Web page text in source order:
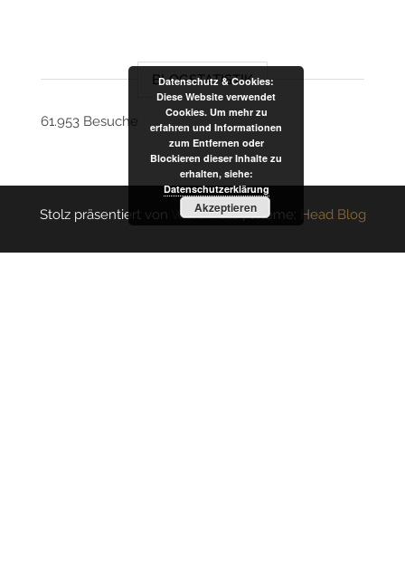
BLOGSTATISTIK
61.953 Besuche
Stolz präsentiert von WordPress |Theme: Head Blog
Datenschutz & Cookies:
Diese Website verwendet
Cookies. Um mehr zu
erfahren und Informationen
zum Entfernen oder
Blockieren dieser Inhalte zu
erhalten, siehe:
Datenschutzerklärung
Akzeptieren